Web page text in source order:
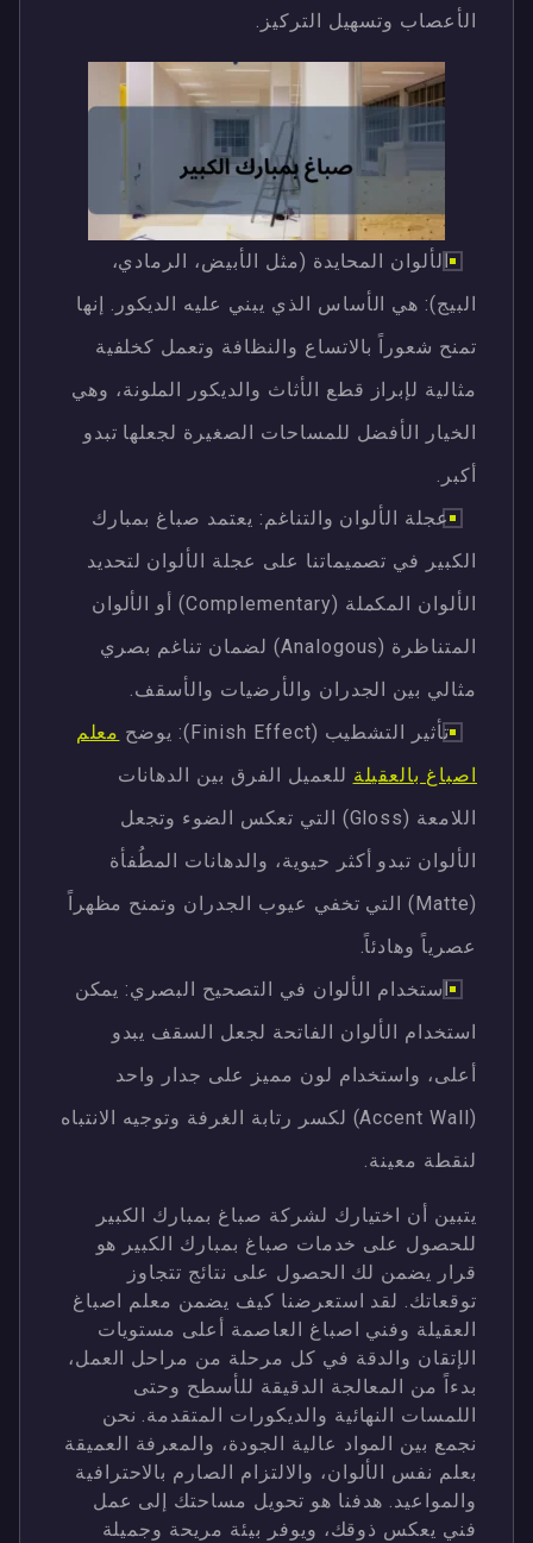
الأعصاب وتسهيل التركيز.
الألوان المحايدة (مثل الأبيض، الرمادي،
البيج): هي الأساس الذي يبني عليه الديكور. إنها
تمنح شعوراً بالاتساع والنظافة وتعمل كخلفية
مثالية لإبراز قطع الأثاث والديكور الملونة، وهي
الخيار الأفضل للمساحات الصغيرة لجعلها تبدو
أكبر.
عجلة الألوان والتناغم: يعتمد صباغ بمبارك
الكبير في تصميماتنا على عجلة الألوان لتحديد
الألوان المكملة (Complementary) أو الألوان
المتناظرة (Analogous) لضمان تناغم بصري
مثالي بين الجدران والأرضيات والأسقف.
تأثير التشطيب (Finish Effect): يوضح
معلم
اصباغ بالعقيلةللعميل الفرق بين الدهانات
اللامعة (Gloss) التي تعكس الضوء وتجعل
الألوان تبدو أكثر حيوية، والدهانات المطُفأة
(Matte) التي تخفي عيوب الجدران وتمنح مظهراً
عصرياً وهادئاً.
استخدام الألوان في التصحيح البصري: يمكن
استخدام الألوان الفاتحة لجعل السقف يبدو
أعلى، واستخدام لون مميز على جدار واحد
(Accent Wall) لكسر رتابة الغرفة وتوجيه الانتباه
لنقطة معينة.
يتبين أن اختيارك لشركة صباغ بمبارك الكبير
للحصول على خدمات صباغ بمبارك الكبير هو
قرار يضمن لك الحصول على نتائج تتجاوز
توقعاتك. لقد استعرضنا كيف يضمن معلم اصباغ
العقيلة وفني اصباغ العاصمة أعلى مستويات
الإتقان والدقة في كل مرحلة من مراحل العمل،
بدءاً من المعالجة الدقيقة للأسطح وحتى
اللمسات النهائية والديكورات المتقدمة. نحن
نجمع بين المواد عالية الجودة، والمعرفة العميقة
بعلم نفس الألوان، والالتزام الصارم بالاحترافية
والمواعيد. هدفنا هو تحويل مساحتك إلى عمل
فني يعكس ذوقك، ويوفر بيئة مريحة وجميلة